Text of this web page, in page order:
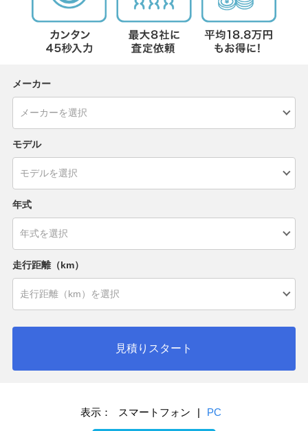
メーカー
モデル
年式
走行距離（km）
見積りスタート
表示： スマートフォン | PC